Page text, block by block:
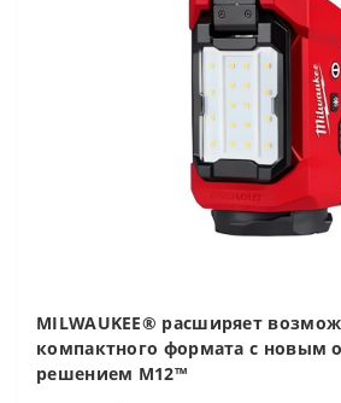
MILWAUKEE® расширяет
компактного формата с новым
решением M12™